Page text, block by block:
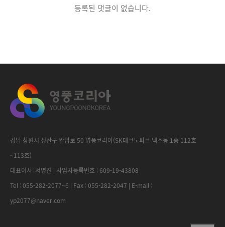
등록된 댓글이 없습니다.
경남 창원시 성산구 완암로 50 영풍코리아(SK테크노파크 넥스동 1층 112호
~113호)
대표이사: 서명진 | 사업자등록번호 : 609-19-43808
Tel : 055-282-2077~6 | Fax : 055-282-2047 | E-mail :
yp2077@naver.com